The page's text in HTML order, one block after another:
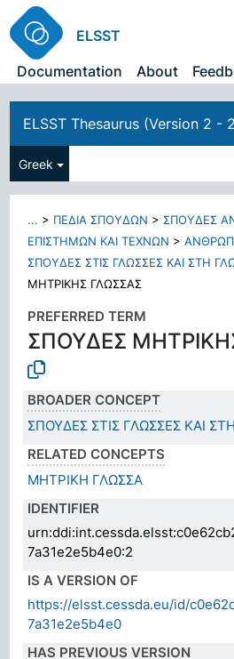
ELSST
Documentation
About
ELSST Thesaurus (Version 2 -
Greek
... > ΠΕΔΙΑ ΣΠΟΥΔΩΝ >ΣΠΟΥΔΕΣ
ΕΠΙΣΤΗΜΩΝ ΚΑΙ ΤΕΧΝΩΝ >
ΣΠΟΥΔΕΣ ΣΤΙΣ ΓΛΩΣΣΕΣ ΚΑΙ ΣΤΗ
ΜΗΤΡΙΚΗΣ ΓΛΩΣΣΑΣ
PREFERRED TERM
ΣΠΟΥΔΕΣ
BROADER CONCEPT
ΣΠΟΥΔΕΣ ΣΤΙΣ ΓΛΩΣΣΕΣ ΚΑΙ
RELATED CONCEPTS
ΜΗΤΡΙΚΗ ΓΛΩΣΣΑ
IDENTIFIER
7a31e2e5b4e0:2
IS A VERSION OF
https://elsst.cessda.eu/id/
7a31e2e5b4e0
HAS PREVIOUS VERSION